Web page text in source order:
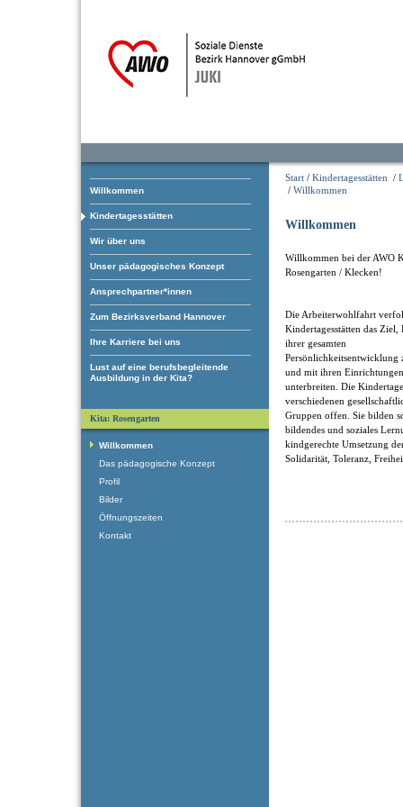
Willkommen
Kindertagesstätten
Wir über uns
Unser pädagogisches Konzept
Ansprechpartner*innen
Zum Bezirksverband Hannover
Ihre Karriere bei uns
Lust auf eine berufsbegleitende
Ausbildung in der Kita?
Start / Kindertagesstätten /
/ Willkommen
Willkommen
Willkommen bei der AWO
Rosengarten / Klecken!
Die Arbeiterwohlfahrt
Kindertagesstätten das
ihrer gesamten
Persönlichkeitsentwicklung
und mit ihren
unterbreiten. Die
verschiedenen
Gruppen offen. Sie bilden
bildendes und soziales
kindgerechte Umsetzung
Solidarität, Toleranz,
Kita: Rosengarten
Willkommen
Das pädagogische Konzept
Profil
Bilder
Öffnungszeiten
Kontakt